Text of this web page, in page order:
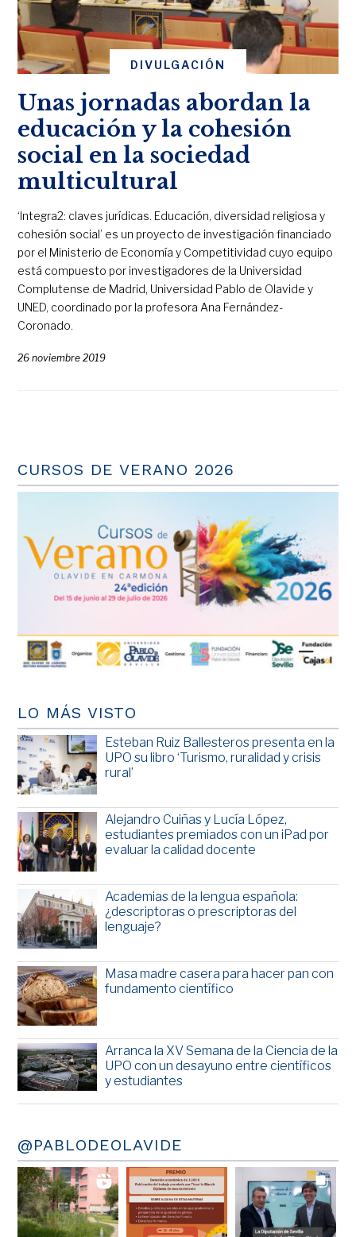
DIVULGACIÓN
Unas jornadas abordan la
educación y la cohesión
social en la sociedad
multicultural
‘Integra2: claves jurídicas. Educación, diversidad religiosa y
cohesión social’ es un proyecto de investigación financiado
por el Ministerio de Economía y Competitividad cuyo equipo
está compuesto por investigadores de la Universidad
Complutense de Madrid, Universidad Pablo de Olavide y
UNED, coordinado por la profesora Ana Fernández-
Coronado.
26 noviembre 2019
CURSOS DE VERANO 2026
LO MÁS VISTO
Esteban Ruiz Ballesteros presenta en la
UPO su libro ‘Turismo, ruralidad y crisis
rural’
Alejandro Cuiñas y Lucía López,
estudiantes premiados con un iPad por
evaluar la calidad docente
Academias de la lengua española:
¿descriptoras o prescriptoras del
lenguaje?
Masa madre casera para hacer pan con
fundamento científico
Arranca la XV Semana de la Ciencia de la
UPO con un desayuno entre científicos
y estudiantes
@PABLODEOLAVIDE